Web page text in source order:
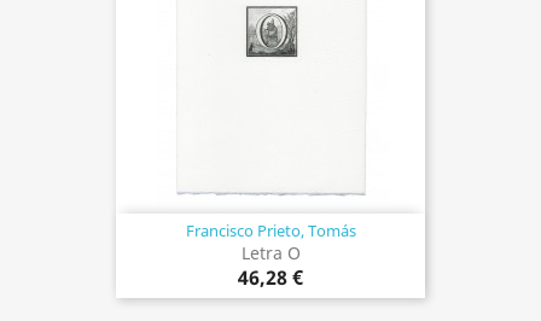
Francisco Prieto, Tomás
Letra O
46,28 €